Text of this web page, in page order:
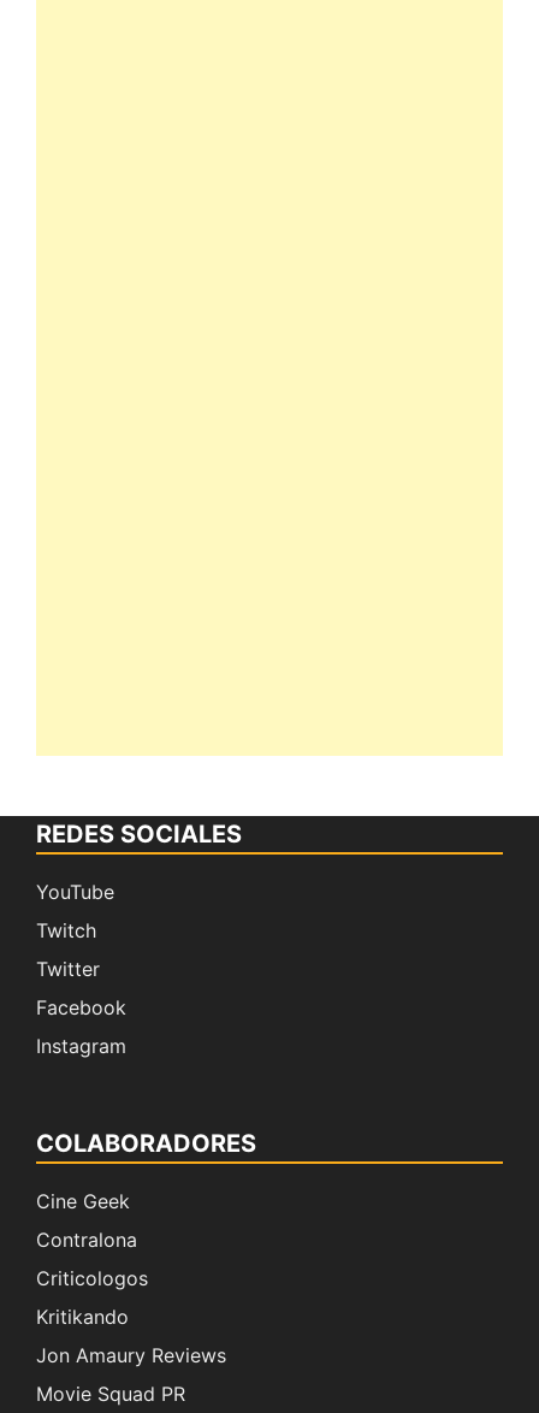
REDES SOCIALES
YouTube
Twitch
Twitter
Facebook
Instagram
COLABORADORES
Cine Geek
Contralona
Criticologos
Kritikando
Jon Amaury Reviews
Movie Squad PR